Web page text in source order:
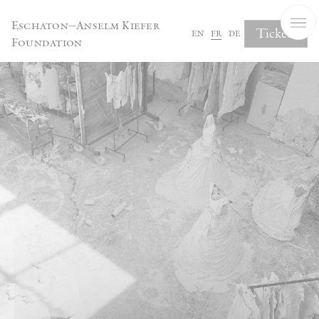
Eschaton—Anselm Kiefer
Foundation
en fr de Tickets